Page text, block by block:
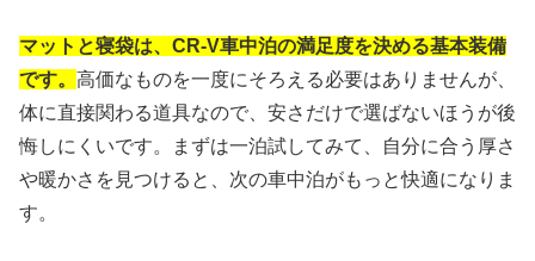
マットと寝袋は、CR-V車中泊の満足度を決める基本装備
です。 高価なものを一度にそろえる必要はありませんが、
体に直接関わる道具なので、安さだけで選ばないほうが後
悔しにくいです。まずは一泊試してみて、自分に合う厚さ
や暖かさを見つけると、次の車中泊がもっと快適になりま
す。